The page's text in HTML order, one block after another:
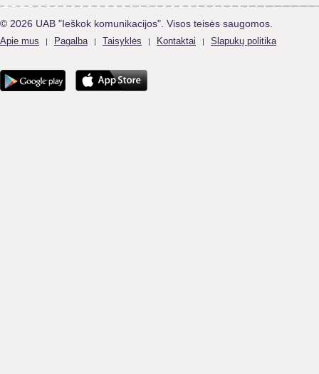
© 2026 UAB "Ieškok komunikacijos". Visos teisės saugomos.
Apie mus | Pagalba | Taisyklės | Kontaktai | Slapukų politika